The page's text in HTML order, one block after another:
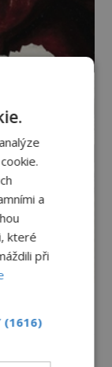
2023: Jsou
a
které
při
(1616)